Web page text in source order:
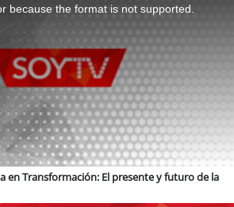
because the format is not supported.
en Transformación: El presente y futuro de la